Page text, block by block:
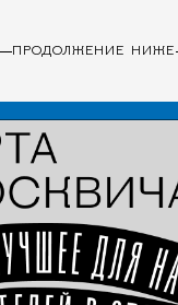
ПРОДОЛЖЕНИЕ НИЖЕ